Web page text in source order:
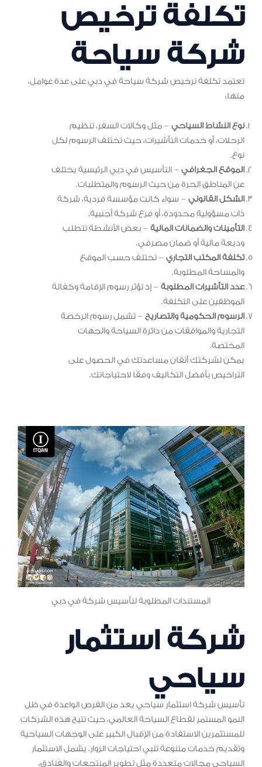
تكلفة ترخيص
شركة سياحة
تعتمد تكلفة ترخيص شركة سياحة في دبي على عدة عوامل،
منها:
نوع النشاط السياحي – مثل وكالات السفر، تنظيم
الرحلات، أو خدمات التأشيرات، حيث تختلف الرسوم لكل
نوع.
الموقع الجغرافي – التأسيس في دبي الرئيسية يختلف
عن المناطق الحرة من حيث الرسوم والمتطلبات.
الشكل القانوني – سواء كانت مؤسسة فردية، شركة
ذات مسؤولية محدودة، أو فرع شركة أجنبية.
التأمينات والضمانات المالية – بعض الأنشطة تتطلب
وديعة مالية أو ضمان مصرفي.
تكلفة المكتب التجاري – تختلف حسب الموقع
والمساحة المطلوبة.
عدد التأشيرات المطلوبة – إذ تؤثر رسوم الإقامة وكفالة
الموظفين على التكلفة.
الرسوم الحكومية والتصاريح – تشمل رسوم الرخصة
التجارية والموافقات من دائرة السياحة والجهات
المختصة.
يمكن لشركتك أتقان مساعدتك في الحصول على
التراخيص بأفضل التكاليف وفقًا لاحتياجاتك.
المستندات المطلوبة لتأسيس شركة في دبي
شركة استثمار
سياحي
تأسيس شركة استثمار سياحي يعد من الفرص الواعدة في ظل
النمو المستمر لقطاع السياحة العالمي، حيث تتيح هذه الشركات
للمستثمرين الاستفادة من الإقبال الكبير على الوجهات السياحية
وتقديم خدمات متنوعة تلبي احتياجات الزوار. يشمل الاستثمار
السياحي مجالات متعددة مثل تطوير المنتجعات والفنادق،